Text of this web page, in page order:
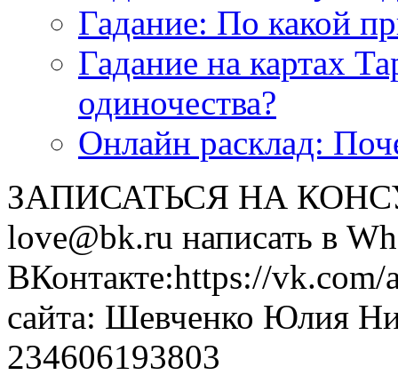
Гадание: По какой
Гадание на картах
одиночества?
Онлайн расклад:
ЗАПИСАТЬСЯ НА
love@bk.ru написать в
ВКонтакте:https://
сайта: Шевченко Юлия
234606193803